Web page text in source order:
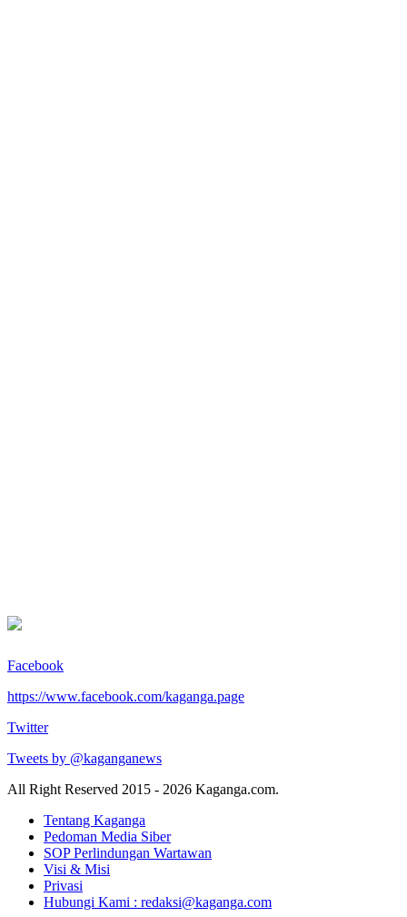
Facebook
https://www.facebook.com/kaganga.page
Twitter
Tweets by @kaganganews
All Right Reserved 2015 - 2026 Kaganga.com.
Tentang Kaganga
Pedoman Media Siber
SOP Perlindungan Wartawan
Visi & Misi
Privasi
Hubungi Kami : redaksi@kaganga.com